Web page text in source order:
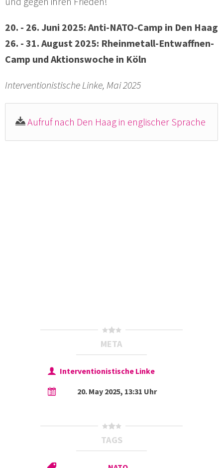
20. - 26. Juni 2025: Anti-NATO-Camp in Den Haag
26. - 31. August 2025: Rheinmetall-Entwaffnen-
Camp und Aktionswoche in Köln
Interventionistische Linke, Mai 2025
Aufruf nach Den Haag in englischer Sprache
META
Interventionistische Linke
20. May 2025, 13:31 Uhr
TAGS